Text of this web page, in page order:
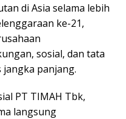
di Asia selama lebih
ke-21,
sosial, dan tata
panjang.
PT TIMAH Tbk,
langsung